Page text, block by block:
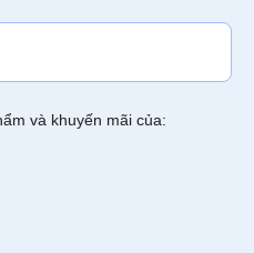
và khuyến mãi của: